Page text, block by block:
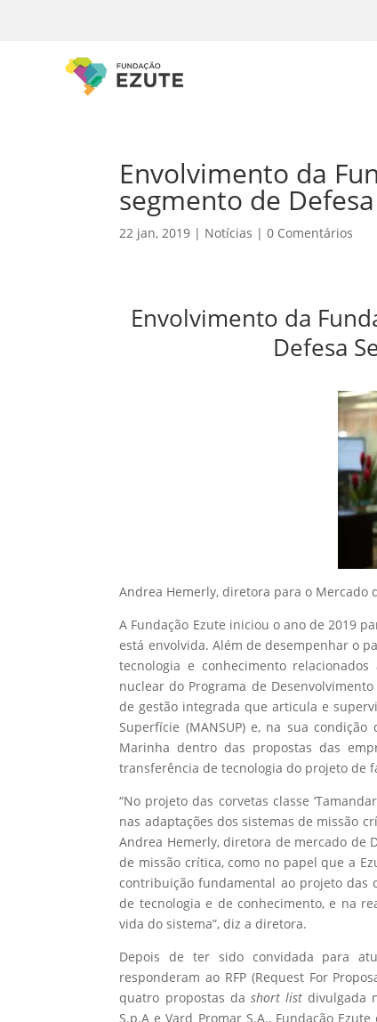
Envolvimento da
segmento de
22 jan, 2019 | Notícias |0 Comentários
Envolvimento da
Defesa
Andrea Hemerly, diretora para o Mercado
A Fundação Ezute iniciou o ano de 2019
está envolvida. Além de desempenhar o
tecnologia e conhecimento
nuclear do Programa de
de gestão integrada que articula e
Superfície (MANSUP) e, na sua condição
Marinha dentro das propostas das
transferência de tecnologia do projeto de
“No projeto das corvetas classe
nas adaptações dos sistemas de missão
Andrea Hemerly, diretora de mercado de
de missão crítica, como no papel que a
contribuição fundamental ao projeto das
de tecnologia e de conhecimento, e na
vida do sistema”, diz a diretora.
Depois de ter sido convidada para
responderam ao RFP (Request For
quatro propostas da short list divulgada
S.p.A e Vard Promar S.A., Fundação